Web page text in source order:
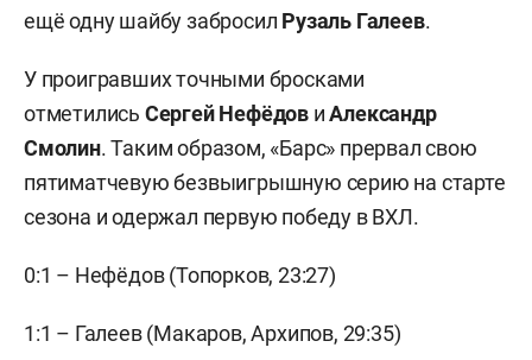
ещё одну шайбу забросил Рузаль Галеев.
У проигравших точными бросками
отметились Сергей Нефёдов иАлександр
Смолин. Таким образом, «Барс» прервал свою
пятиматчевую безвыигрышную серию на старте
сезона и одержал первую победу в ВХЛ.
0:1 – Нефёдов (Топорков, 23:27)
1:1 – Галеев (Макаров, Архипов, 29:35)